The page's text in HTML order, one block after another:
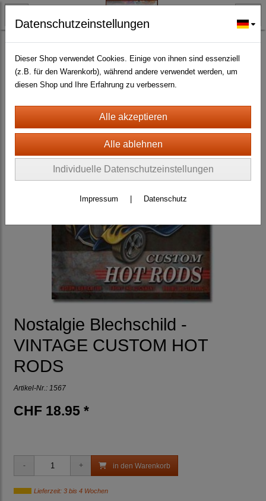
BLECH- + HOLZSCHILDER-MAGNETE
BLECHSCHILDER CA. 30 X 40 CM
Autos und LKW(352)
Nostalgie Blechschild -
VINTAGE CUSTOM HOT
RODS
Artikel-Nr.: 1567
CHF 18.95 *
in den Warenkorb
Lieferzeit: 3 bis 4 Wochen
Datenschutzeinstellungen
Dieser Shop verwendet Cookies. Einige von ihnen sind essenziell
(z.B. für den Warenkorb), während andere verwendet werden, um
diesen Shop und Ihre Erfahrung zu verbessern.
Individuelle Datenschutzeinstellungen
Impressum Datenschutz